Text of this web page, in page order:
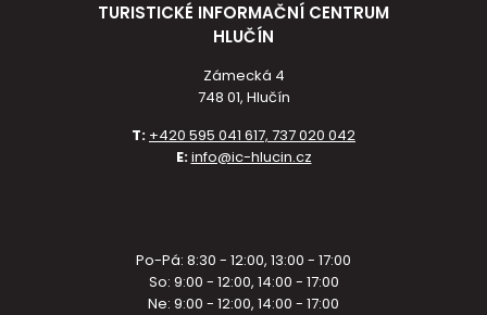
TURISTICKÉ INFORMAČNÍ CENTRUM
HLUČÍN
Zámecká 4
748 01, Hlučín
T: +420 595 041 617, 737 020 042
E:info@ic-hlucin.cz
Po-Pá: 8:30 - 12:00, 13:00 - 17:00
So: 9:00 - 12:00, 14:00 - 17:00
Ne: 9:00 - 12:00, 14:00 - 17:00